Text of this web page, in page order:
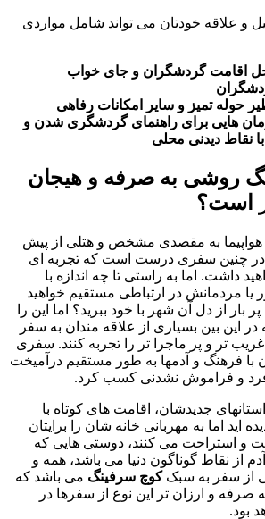
و علاقه خودتان می تواند شامل مواردی
اقامت گردشگران و جای خواب
حوله تمیز و سایر امکانات رفاهی
هایی برای راهنمای گردشگری شدن و
با نقاط دیدنی محلی
روشی به صرفه و هیجان
است؟
هواپیما به مقصدی مشخص و هتلی از پیش
چنین سفری درست است که تجربه ای
داشت. اما به راستی تا چه اندازه با
مردمانش در ارتباطی مستقیم خواهید
بار از دل آن شهر با خود ببرید؟ اما این را
این بین بسیاری از علاقه مندان به سفر
تر و پر ماجرا تر را تجربه کنند. سفری
فرهنگ و آدمها به طور مستقیم درآمیخت
فرد و فراموش نشدنی کسب کرد.
جدیدشان، اقامت های کوتاه با
اید اما به مهربانی خانه شان را برایتان
و استراحت می کنند، دوستی هایی که
از نقاط گوناگون دنیا می باشد، همه و
از سفر به سبککوچ سرفینگ می باشد که
صرفه و ارزان تر این نوع از سفرها در
بود.